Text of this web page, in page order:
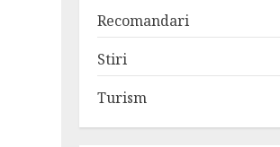
Recomandari
Stiri
Turism